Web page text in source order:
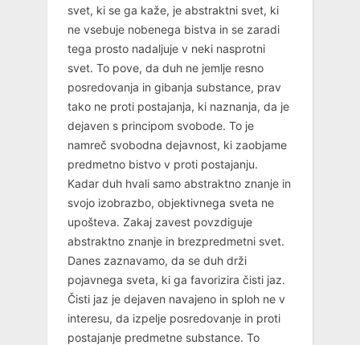
svet, ki se ga kaže, je abstraktni svet, ki
ne vsebuje nobenega bistva in se zaradi
tega prosto nadaljuje v neki nasprotni
svet. To pove, da duh ne jemlje resno
posredovanja in gibanja substance, prav
tako ne proti postajanja, ki naznanja, da je
dejaven s principom svobode. To je
namreč svobodna dejavnost, ki zaobjame
predmetno bistvo v proti postajanju.
Kadar duh hvali samo abstraktno znanje in
svojo izobrazbo, objektivnega sveta ne
upošteva. Zakaj zavest povzdiguje
abstraktno znanje in brezpredmetni svet.
Danes zaznavamo, da se duh drži
pojavnega sveta, ki ga favorizira čisti jaz.
Čisti jaz je dejaven navajeno in sploh ne v
interesu, da izpelje posredovanje in proti
postajanje predmetne substance. To